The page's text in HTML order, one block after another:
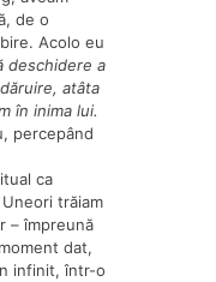
de o
Acolo eu
deschidere a
atâta
în inima lui.
percepând
ca
trăiam
– împreună
dat,
infinit, într-o